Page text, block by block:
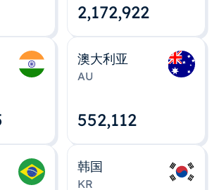
2,172,922
澳大利亚
AU
552,112
韩国
KR